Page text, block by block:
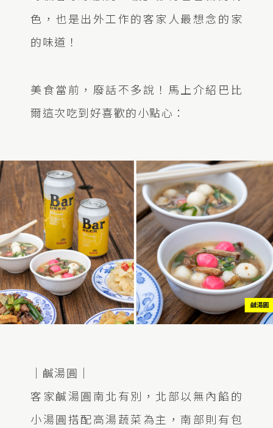
色，也是出外工作的客家人最想念的家
的味道！
美食當前，廢話不多說！馬上介紹巴比
爾這次吃到好喜歡的小點心：
｜鹹湯圓｜
客家鹹湯圓南北有別，北部以無內餡的
小湯圓搭配高湯蔬菜為主，南部則有包